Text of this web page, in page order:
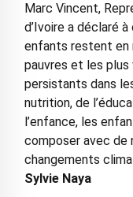
Marc Vincent,
d’Ivoire a déclaré
enfants restent en
pauvres et les plus
persistants dans
nutrition, de
l’enfance, les
composer avec de
changements
Sylvie Naya